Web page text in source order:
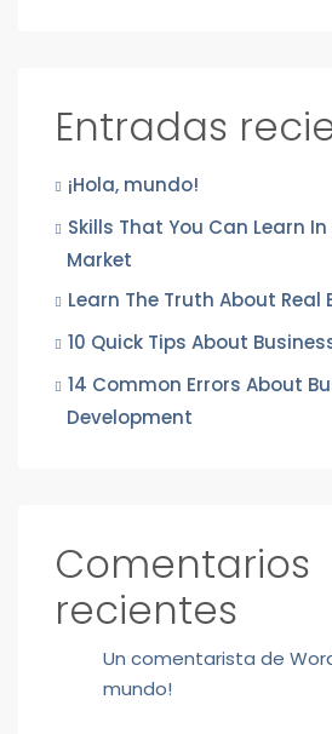
Entradas
¡Hola, mundo!
Skills That You Can Learn
Market
Learn The Truth About
10 Quick Tips About
14 Common Errors About
Development
Comentarios
recientes
Un comentarista de
mundo!